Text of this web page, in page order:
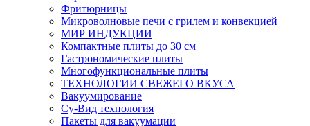
Фритюрницы
Микроволновые печи с грилем и конвекцией
МИР ИНДУКЦИИ
Компактные плиты до 30 см
Гастрономические плиты
Многофункциональные плиты
ТЕХНОЛОГИИ СВЕЖЕГО ВКУСА
Вакуумирование
Су-Вид технология
Пакеты для вакуумации